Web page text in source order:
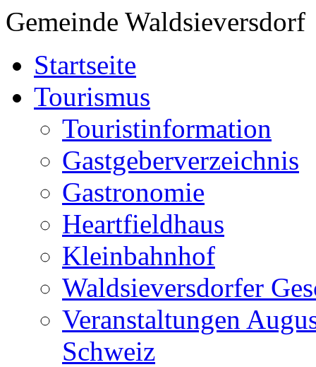
Gemeinde Waldsieversdorf
Startseite
Tourismus
Touristinformation
Gastgeberverzeichnis
Gastronomie
Heartfieldhaus
Kleinbahnhof
Waldsieversdorfer
Veranstaltungen
Schweiz